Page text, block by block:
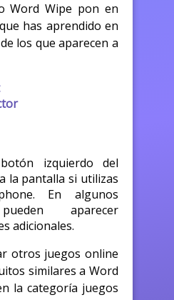
Word Wipe pon en
has aprendido en
los que aparecen a
izquierdo del
la pantalla si utilizas
En algunos
aparecer
adicionales.
otros juegos online
similares a Word
la categoría juegos